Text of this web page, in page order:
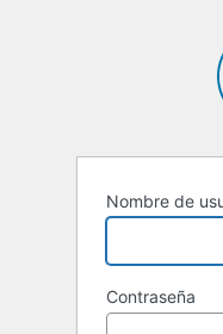
Nombre de
Contraseña